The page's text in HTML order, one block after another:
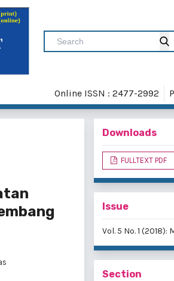
Online ISSN : 2477-2992
Downloads
FULLTEXT PDF
Issue
Vol. 5 No. 1 (2018):
Section